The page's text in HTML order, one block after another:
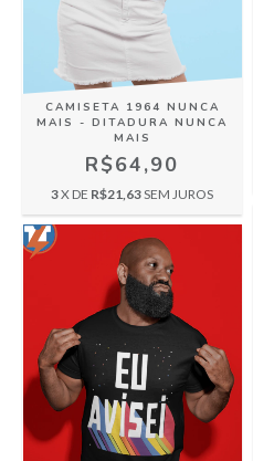
CAMISETA 1964 NUNCA
MAIS - DITADURA NUNCA
MAIS
R$64,90
3X DE R$21,63SEM JUROS